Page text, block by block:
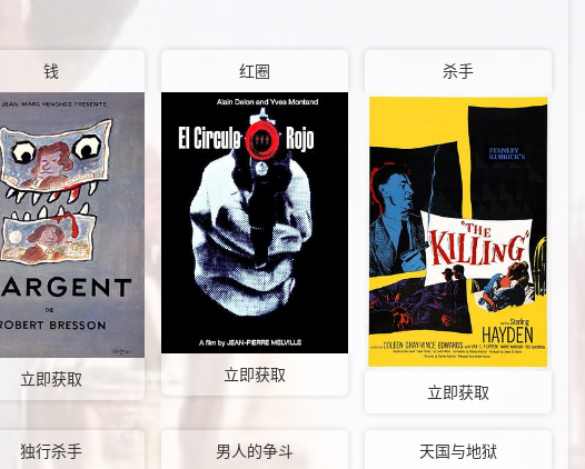
钱
立即获取
红圈
立即获取
杀手
立即获取
独行杀手 男人的争斗 天国与地狱